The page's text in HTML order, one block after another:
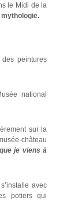
le Midi de la
peintures
national
sur la
château
je viens à
avec
potiers qui